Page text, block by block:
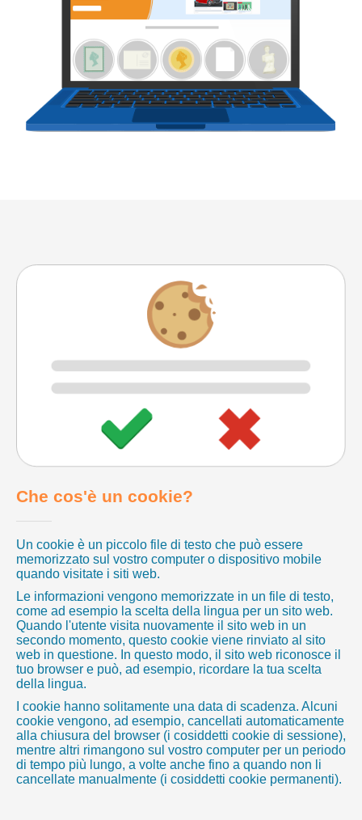
Che cos'è un cookie?
Un cookie è un piccolo file di testo che può essere
memorizzato sul vostro computer o dispositivo mobile
quando visitate i siti web.
Le informazioni vengono memorizzate in un file di testo,
come ad esempio la scelta della lingua per un sito web.
Quando l'utente visita nuovamente il sito web in un
secondo momento, questo cookie viene rinviato al sito
web in questione. In questo modo, il sito web riconosce il
tuo browser e può, ad esempio, ricordare la tua scelta
della lingua.
I cookie hanno solitamente una data di scadenza. Alcuni
cookie vengono, ad esempio, cancellati automaticamente
alla chiusura del browser (i cosiddetti cookie di sessione),
mentre altri rimangono sul vostro computer per un periodo
di tempo più lungo, a volte anche fino a quando non li
cancellate manualmente (i cosiddetti cookie permanenti).